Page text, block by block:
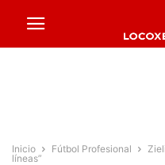
Inicio Fútbol Profesional
líneas”